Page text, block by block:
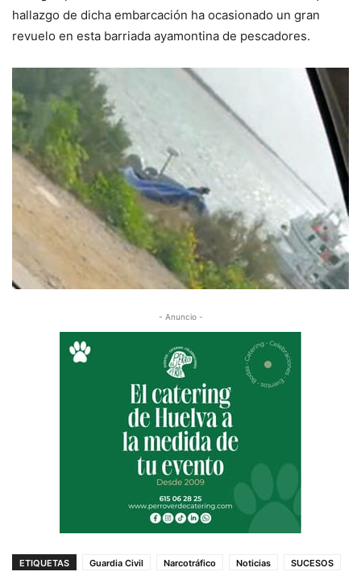
hallazgo de dicha embarcación ha ocasionado un gran
revuelo en esta barriada ayamontina de pescadores.
- Anuncio -
ETIQUETAS Guardia Civil Narcotráfico Noticias SUCESOS